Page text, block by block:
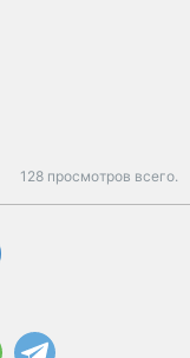
128 просмотров всего.